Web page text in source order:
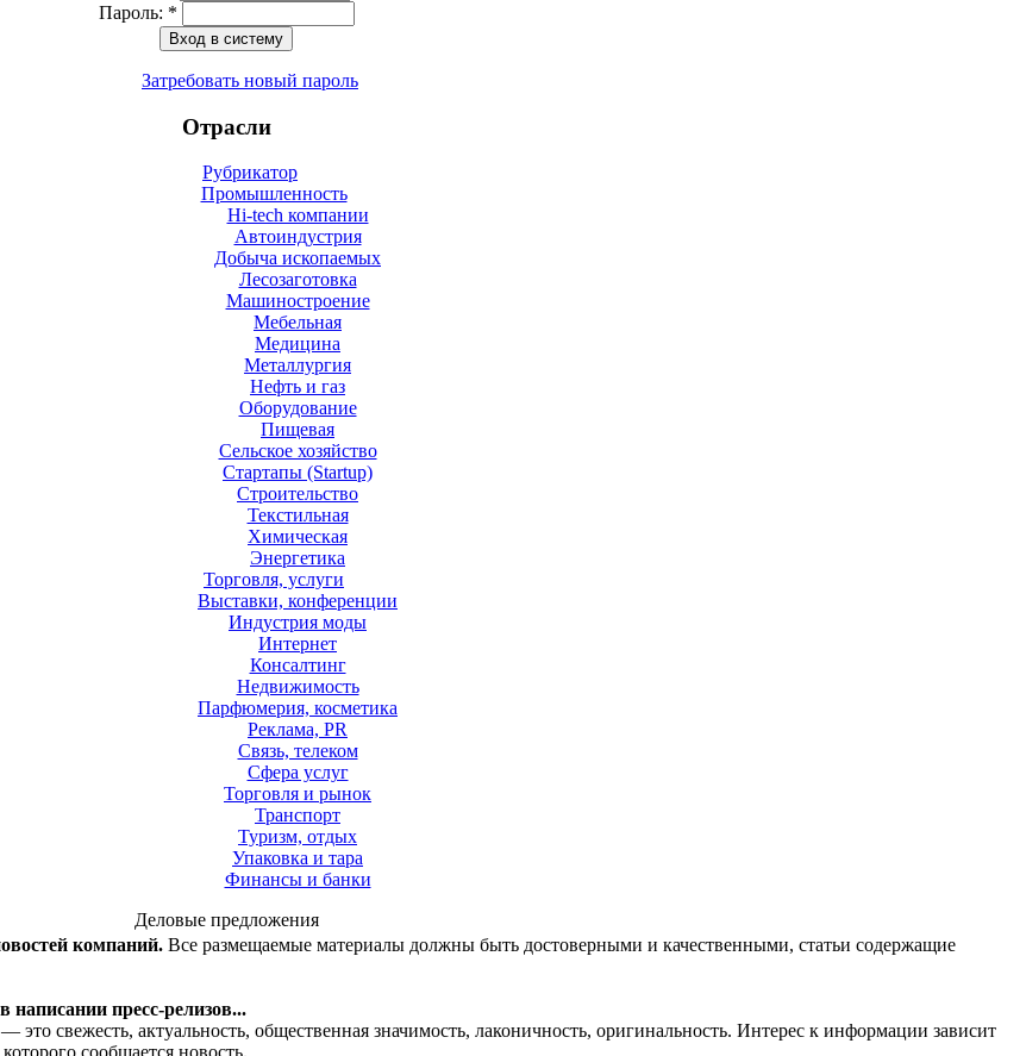
Пароль: *
Затребовать новый пароль
Отрасли
Рубрикатор
Промышленность
Hi-tech компании
Автоиндустрия
Добыча ископаемых
Лесозаготовка
Машиностроение
Мебельная
Медицина
Металлургия
Нефть и газ
Оборудование
Пищевая
Сельское хозяйство
Стартапы (Startup)
Строительство
Текстильная
Химическая
Энергетика
Торговля, услуги
Выставки, конференции
Индустрия моды
Интернет
Консалтинг
Недвижимость
Парфюмерия, косметика
Реклама, PR
Связь, телеком
Сфера услуг
Торговля и рынок
Транспорт
Туризм, отдых
Упаковка и тара
Финансы и банки
Деловые предложения
компаний. Все размещаемые материалы должны быть достоверными и качественными, статьи содержащие
написании пресс-релизов...
свежесть, актуальность, общественная значимость, лаконичность, оригинальность. Интерес к информации зависит